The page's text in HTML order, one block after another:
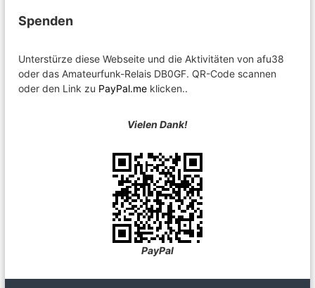
Spenden
Unterstürze diese Webseite und die Aktivitäten von afu38
oder das Amateurfunk-Relais DB0GF. QR-Code scannen
oder den Link zu PayPal.me klicken..
Vielen Dank!
PayPal